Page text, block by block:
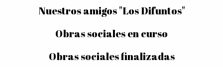
Nuestros amigos "Los Difuntos"
Obras sociales en curso
Obras sociales finalizadas